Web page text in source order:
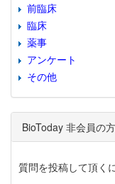
前臨床
臨床
薬事
アンケート
その他
BioToday 非会員の
質問を投稿して頂く